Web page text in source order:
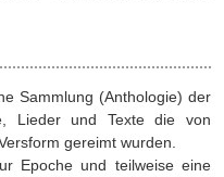
Sammlung (Anthologie) der
Lieder und Texte die von
gereimt wurden.
Epoche und teilweise eine